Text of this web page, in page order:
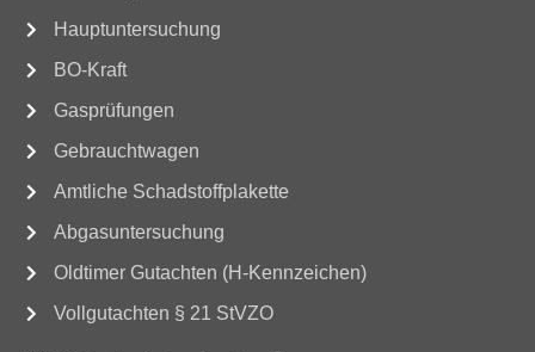
Hauptuntersuchung
BO-Kraft
Gasprüfungen
Gebrauchtwagen
Amtliche Schadstoffplakette
Abgasuntersuchung
Oldtimer Gutachten (H-Kennzeichen)
Vollgutachten § 21 StVZO